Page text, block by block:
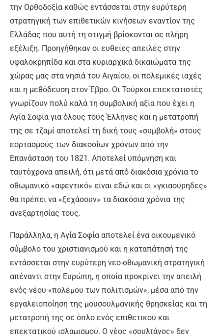
την Ορθοδοξία καθώς εντάσσεται στην ευρύτερη
στρατηγική των επιθετικών κινήσεων εναντίον της
Ελλάδας που αυτή τη στιγμή βρίσκονται σε πλήρη
εξέλιξη. Προηγήθηκαν οι ευθείες απειλές στην
υφαλοκρηπίδα και στα κυριαρχικά δικαιώματα της
χώρας μας στα νησιά του Αιγαίου, οι πολεμικές ιαχές
και η μεθόδευση στον Έβρο. Οι Τούρκοι επεκτατιστές
γνωρίζουν πολύ καλά τη συμβολική αξία που έχει η
Αγία Σοφία για όλους τους Έλληνες και η μετατροπή
της σε τζαμί αποτελεί τη δική τους «συμβολή» στους
εορτασμούς των διακοσίων χρόνων από την
Επανάσταση του 1821. Αποτελεί υπόμνηση και
ταυτόχρονα απειλή, ότι μετά από διακόσια χρόνια το
οθωμανικό «αφεντικό» είναι εδώ και οι «γκιαούρηδες»
θα πρέπει να «ξεχάσουν» τα διακόσια χρόνια της
ανεξαρτησίας τους.
Παράλληλα, η Αγία Σοφία αποτελεί ένα οικουμενικό
σύμβολο του χριστιανισμού και η καταπάτησή της
εντάσσεται στην ευρύτερη νεο-οθωμανική στρατηγική
απέναντι στην Ευρώπη, η οποία προκρίνει την απειλή
ενός νέου «πολέμου των πολιτισμών», μέσα από την
εργαλειοποίηση της μουσουλμανικής θρησκείας και τη
μετατροπή της σε όπλο ενός επιθετικού και
επεκτατικού ισλαμισμού. Ο νέος «σουλτάνος» δεν